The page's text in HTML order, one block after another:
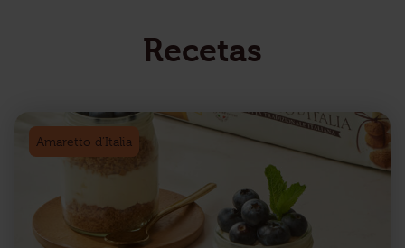
Recetas
Amaretto d’Italia